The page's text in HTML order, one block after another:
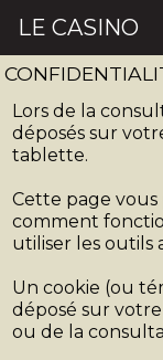
LE CASINO
Lors de la
déposés sur
tablette.
Cette page
comment
utiliser les outils
Un cookie (ou
déposé sur
ou de la